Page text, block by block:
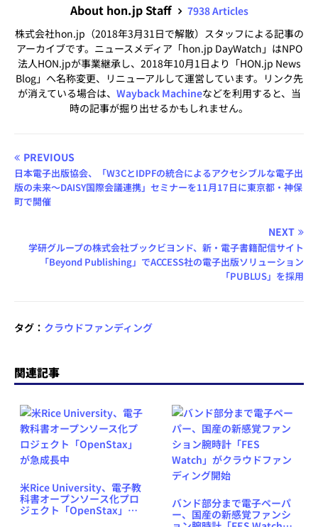
About hon.jp Staff
7938 Articles
株式会社hon.jp（2018年3月31日で解散）スタッフによる記事の
アーカイブです。ニュースメディア「hon.jp DayWatch」はNPO
法人HON.jpが事業継承し、2018年10月1日より「HON.jp News
Blog」へ名称変更、リニューアルして運営しています。リンク先
が消えている場合は、 Wayback Machineなどを利用すると、当
時の記事が掘り出せるかもしれません。
PREVIOUS
日本電子出版協会、「W3CとIDPFの統合によるアクセシブルな電子出
版の未来〜DAISY国際会議連携」セミナーを11月17日に東京都・神保
町で開催
NEXT
学研グループの株式会社ブックビヨンド、新・電子書籍配信サイト
「Beyond Publishing」でACCESS社の電子出版ソリューション
「PUBLUS」を採用
タグ： クラウドファンディング
関連記事
米Rice University、電子教
科書オープンソース化プロ
ジェクト「OpenStax」が
バンド部分まで電子ペーパ
ー、国産の新感覚ファンシ